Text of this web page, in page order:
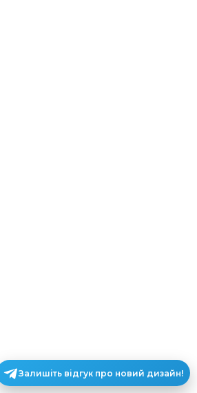
Залишіть відгук про новий дизайн!